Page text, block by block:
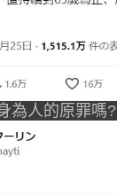
為人的原罪嗎?